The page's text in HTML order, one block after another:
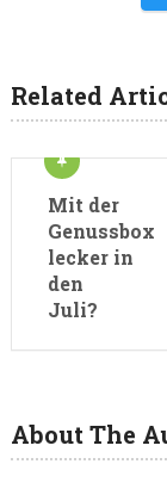
Related
Mit der
Genussbox
lecker in
den
Juli?
About The